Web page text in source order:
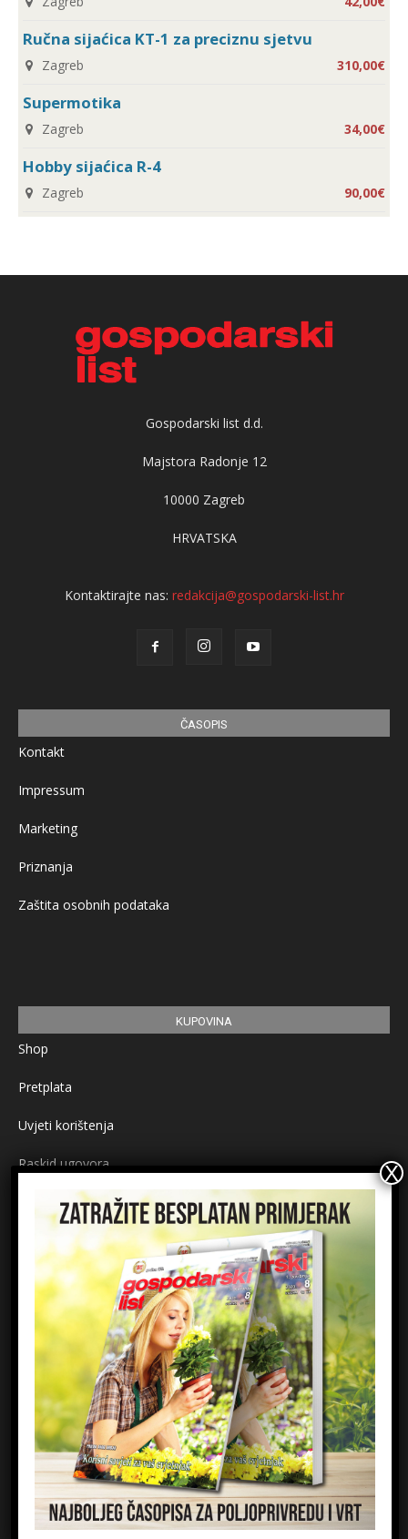
Ručna sijaćica KT-1 za preciznu sjetvu
Zagreb 310,00€
Supermotika
Zagreb 34,00€
Hobby sijaćica R-4
Zagreb 90,00€
Gospodarski list d.d.
Majstora Radonje 12
10000 Zagreb
HRVATSKA
Kontaktirajte nas: redakcija@gospodarski-list.hr
ČASOPIS
Kontakt
Impressum
Marketing
Priznanja
Zaštita osobnih podataka
KUPOVINA
Shop
Pretplata
Uvjeti korištenja
Raskid ugovora
Načini plaćanja
Sigurnost plaćanja
Prijavite se na newsletter
Email